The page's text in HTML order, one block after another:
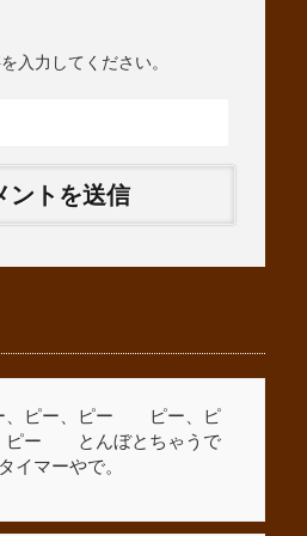
入力してください。
、ピー、ピー ピー、ピ
ピー とんぼとちゃうで
イマーやで。